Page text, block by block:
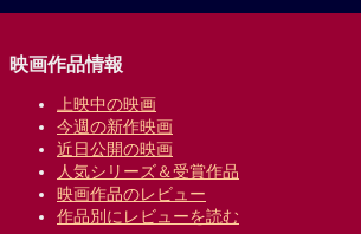
映画作品情報
上映中の映画
今週の新作映画
近日公開の映画
人気シリーズ＆受賞作品
映画作品のレビュー
作品別にレビューを読む